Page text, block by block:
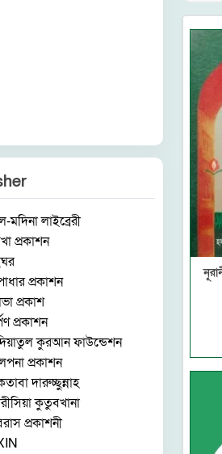
লাইব্রেরী
প্রকাশন
প্রকাশন
প্রকাশ
প্রকাশন
কুরআন ফাউন্ডেশন
প্রকাশন
দারুচ্ছুন্নাহ
কুতুবখানা
প্রকাশনী